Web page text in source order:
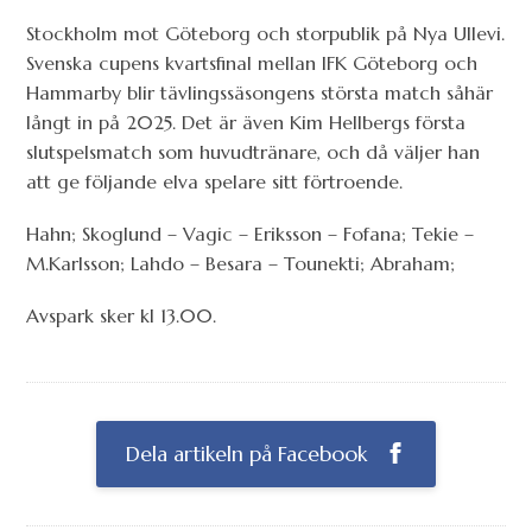
Stockholm mot Göteborg och storpublik på Nya Ullevi.
Svenska cupens kvartsfinal mellan IFK Göteborg och
Hammarby blir tävlingssäsongens största match såhär
långt in på 2025. Det är även Kim Hellbergs första
slutspelsmatch som huvudtränare, och då väljer han
att ge följande elva spelare sitt förtroende.
Hahn; Skoglund – Vagic – Eriksson – Fofana; Tekie –
M.Karlsson; Lahdo – Besara – Tounekti; Abraham;
Avspark sker kl 13.00.
Dela artikeln på Facebook